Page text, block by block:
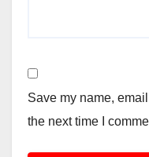
Save my name,
the next time I